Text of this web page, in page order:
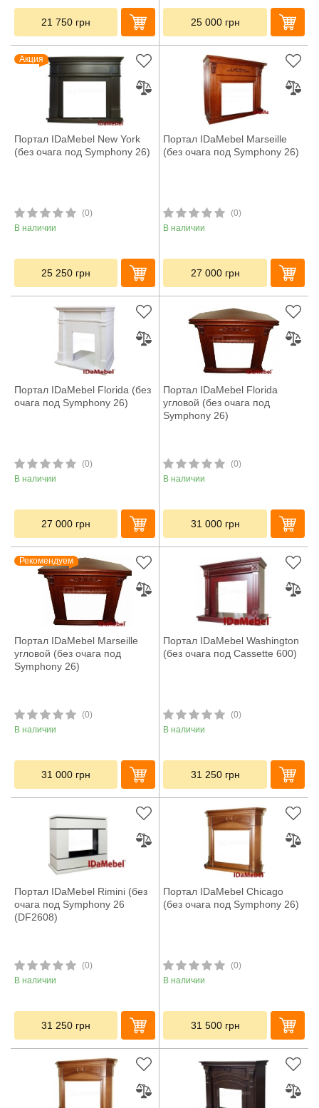
21 750 грн 25 000 грн
Акция
Портал IDaMebel New York
(без очага под Symphony 26)
(0)
В наличии
25 250 грн
Портал IDaMebel Marseille
(без очага под Symphony 26)
(0)
В наличии
27 000 грн
Портал IDaMebel Florida (без
очага под Symphony 26)
(0)
В наличии
27 000 грн
Портал IDaMebel Florida
угловой (без очага под
Symphony 26)
(0)
В наличии
31 000 грн
Рекомендуем
Портал IDaMebel Marseille
угловой (без очага под
Symphony 26)
(0)
В наличии
31 000 грн
Портал IDaMebel Washington
(без очага под Cassette 600)
(0)
В наличии
31 250 грн
Портал IDaMebel Rimini (без
очага под Symphony 26
(DF2608)
(0)
В наличии
31 250 грн
Портал IDaMebel Chicago
(без очага под Symphony 26)
(0)
В наличии
31 500 грн